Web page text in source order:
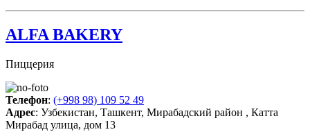
ALFA BAKERY
Пиццерия
Телефон: (+998 98) 109 52 49
Адрес: Узбекистан, Ташкент, Мирабадский район , Катта
Мирабад улица, дом 13